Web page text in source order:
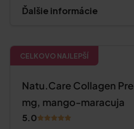
Ďalšie informácie
CELKOVO NAJLEPŠÍ
Natu.Care Collagen
mg, mango-maracuja
5.0